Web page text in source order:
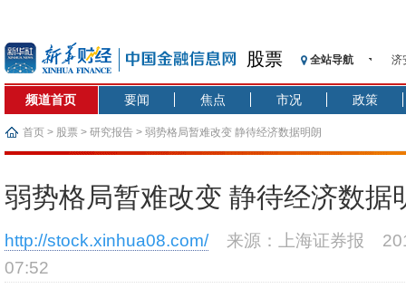
股票 全站导航
济
【
济
基
频道首页 要闻 焦点 市况 政策
首页 > 股票 > 研究报告 > 弱势格局暂难改变 静待经济数据明朗
弱势格局暂难改变 静待经济数据
http://stock.xinhua08.com/ 来源：上海证券报
07:52